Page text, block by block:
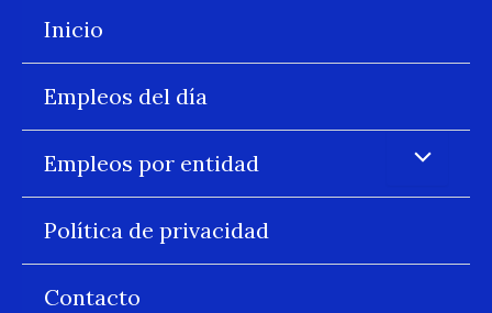
Inicio
Empleos del día
Empleos por entidad
Política de privacidad
Contacto